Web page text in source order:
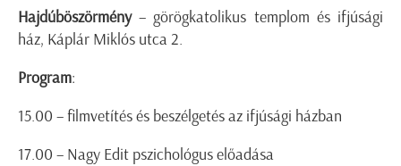
Hajdúböszörmény– görögkatolikus templom és ifjúsági
ház, Káplár Miklós utca 2.
Program:
15.00 – filmvetítés és beszélgetés az ifjúsági házban
17.00 – Nagy Edit pszichológus előadása